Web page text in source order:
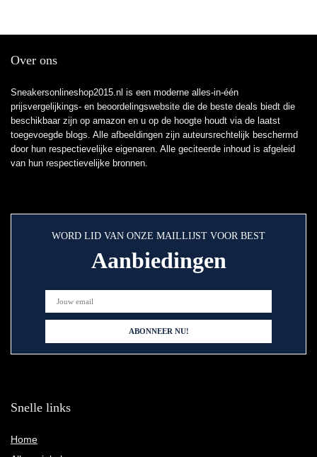
Over ons
Sneakersonlineshop2015.nl is een moderne alles-in-één
prijsvergelijkings- en beoordelingswebsite die de beste deals biedt die
beschikbaar zijn op amazon en u op de hoogte houdt via de laatst
toegevoegde blogs. Alle afbeeldingen zijn auteursrechtelijk beschermd
door hun respectievelijke eigenaren. Alle geciteerde inhoud is afgeleid
van hun respectievelijke bronnen.
WORD LID VAN ONZE MAILLIJST VOOR BEST
Aanbiedingen
Snelle links
Home